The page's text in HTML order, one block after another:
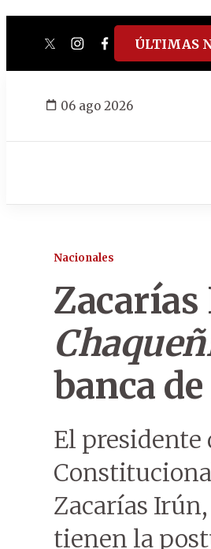
twitterinstagram
facebook
tiktok
ÚLTIMAS
06 ago 2026
Nacionales
Zacarías
banca de
El presidente
Zacarías
tienen la